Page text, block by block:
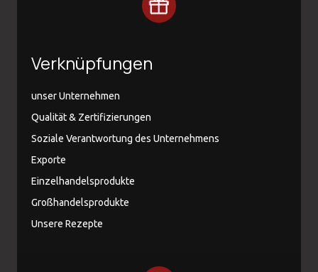
Verknüpfungen
unser Unternehmen
Qualität & Zertifizierungen
Soziale Verantwortung des Unternehmens
Exporte
Einzelhandelsprodukte
Großhandelsprodukte
Unsere Rezepte